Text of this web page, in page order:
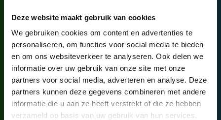
Deze website maakt gebruik van cookies
We gebruiken cookies om content en advertenties te
personaliseren, om functies voor social media te bieden
en om ons websiteverkeer te analyseren. Ook delen we
informatie over uw gebruik van onze site met onze
partners voor social media, adverteren en analyse. Deze
partners kunnen deze gegevens combineren met andere
informatie die u aan ze heeft verstrekt of die ze hebben
verzameld op basis van uw gebruik van hun services.
Brochure per product
We hebben diverse brochures voor je samengesteld. Hierin
lees je meer over alle mogelijkheden. Bekijk deze online of
download hem direct!